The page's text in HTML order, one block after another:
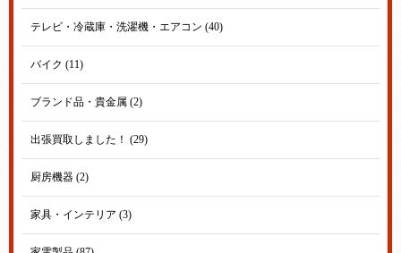
テレビ・冷蔵庫・洗濯機・エアコン (40)
バイク (11)
ブランド品・貴金属 (2)
出張買取しました！ (29)
厨房機器 (2)
家具・インテリア (3)